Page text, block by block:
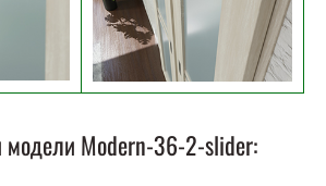
модели Modern-36-2-slider: